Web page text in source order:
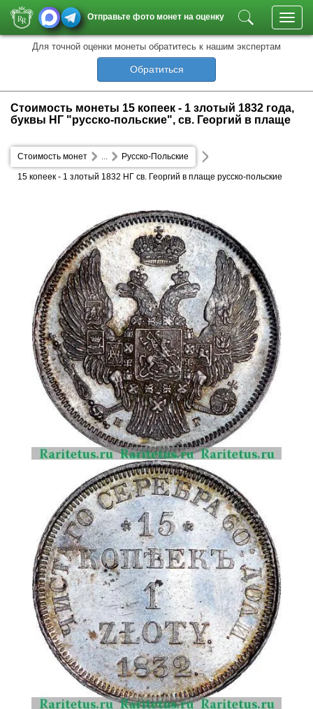
Отправьте фото монет на оценку
Для точной оценки монеты обратитесь к нашим экспертам
Обратиться
Стоимость монеты 15 копеек - 1 злотый 1832 года,
буквы НГ "русско-польские", св. Георгий в плаще
Стоимость монет Русско-Польские
...
15 копеек - 1 злотый 1832 НГ св. Георгий в плаще русско-польские